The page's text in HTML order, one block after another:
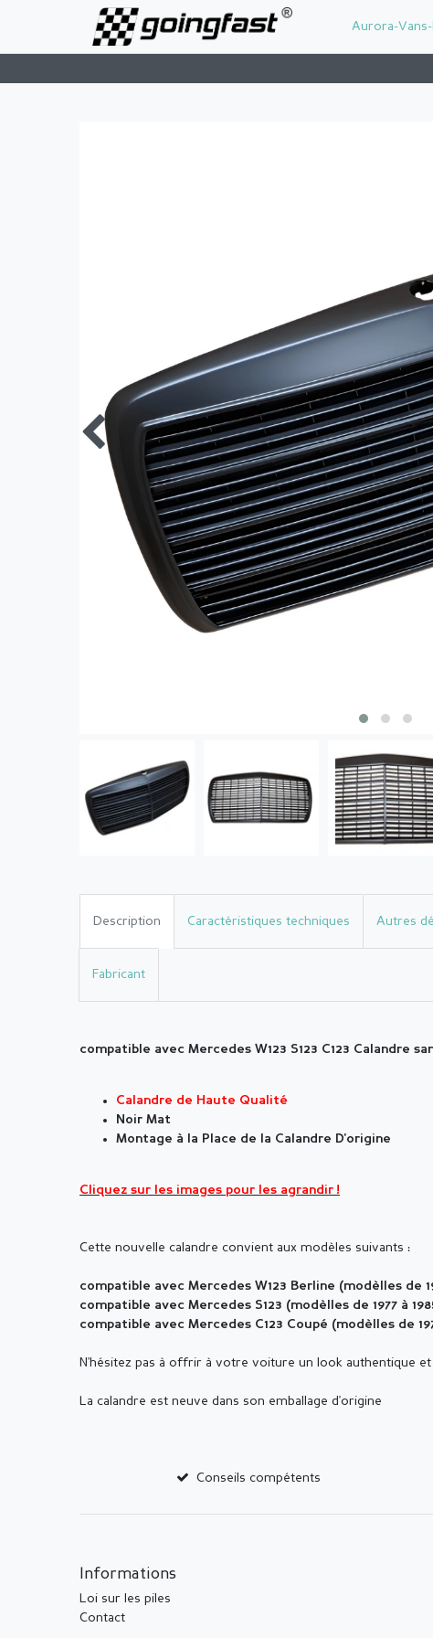
Aurora-
Description Caractéristiques techniques Autres
Fabricant
compatible avec Mercedes W123 S123 C123 Calandre
Calandre de Haute Qualité
Noir Mat
Montage à la Place de la Calandre D'origine
Cliquez sur les images pour les agrandir !
Cette nouvelle calandre convient aux modèles suivants :
compatible avec Mercedes W123 Berline (modèlles de
compatible avec Mercedes S123 (modèlles de 1977 à
compatible avec Mercedes C123 Coupé (modèlles de
N'hésitez pas à offrir à votre voiture un look authentique
La calandre est neuve dans son emballage d'origine
Conseils compétents
Informations
Loi sur les piles
Contact